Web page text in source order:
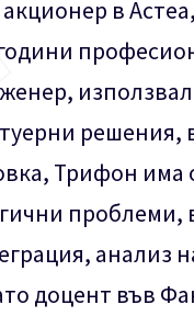
в
решения,
Трифон
анализ
доцент във